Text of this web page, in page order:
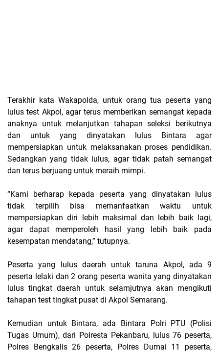
Terakhir kata Wakapolda, untuk orang tua peserta yang
lulus test Akpol, agar terus memberikan semangat kepada
anaknya untuk melanjutkan tahapan seleksi berikutnya
dan untuk yang dinyatakan lulus Bintara agar
mempersiapkan untuk melaksanakan proses pendidikan.
Sedangkan yang tidak lulus, agar tidak patah semangat
dan terus berjuang untuk meraih mimpi.
“Kami berharap kepada peserta yang dinyatakan lulus
tidak terpilih bisa memanfaatkan waktu untuk
mempersiapkan diri lebih maksimal dan lebih baik lagi,
agar dapat memperoleh hasil yang lebih baik pada
kesempatan mendatang,” tutupnya.
Peserta yang lulus daerah untuk taruna Akpol, ada 9
peserta lelaki dan 2 orang peserta wanita yang dinyatakan
lulus tingkat daerah untuk selamjutnya akan mengikuti
tahapan test tingkat pusat di Akpol Semarang.
Kemudian untuk Bintara, ada Bintara Polri PTU (Polisi
Tugas Umum), dari Polresta Pekanbaru, lulus 76 peserta,
Polres Bengkalis 26 peserta, Polres Dumai 11 peserta,